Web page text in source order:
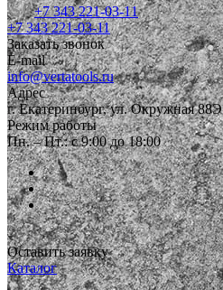
+7 343 221-03-11
+7 343 221-03-11
Заказать звонок
E-mail
info@vertatools.ru
Адрес
г. Екатеринбург, ул. Окружная 88Э
Режим работы
Пн. – Пт.: с 9:00 до 18:00
Оставить заявку
Каталог